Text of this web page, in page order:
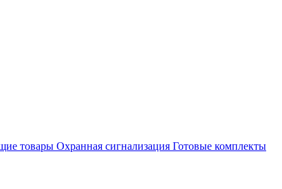
товары Охранная сигнализация Готовые комплекты